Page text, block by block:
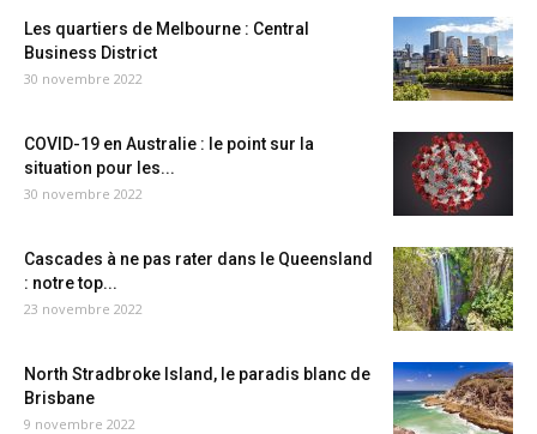
Les quartiers de Melbourne : Central
Business District
30 novembre 2022
COVID-19 en Australie : le point sur la
situation pour les...
30 novembre 2022
Cascades à ne pas rater dans le Queensland
: notre top...
23 novembre 2022
North Stradbroke Island, le paradis blanc de
Brisbane
9 novembre 2022